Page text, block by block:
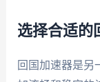
选择合适的
回国加速器是另